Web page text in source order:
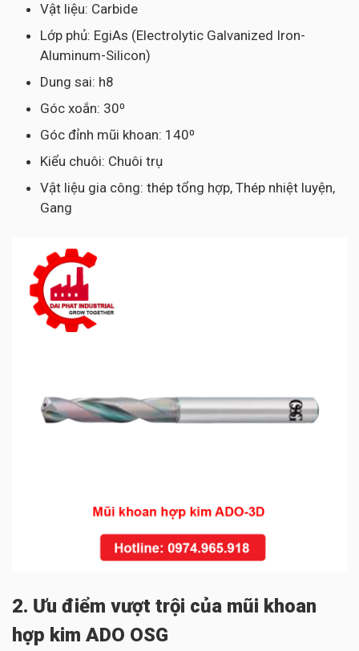
Vật liệu: Carbide
Lớp phủ: EgiAs (Electrolytic Galvanized Iron-
Aluminum-Silicon)
Dung sai: h8
Góc xoắn: 30⁰
Góc đỉnh mũi khoan: 140⁰
Kiểu chuôi: Chuôi trụ
Vật liệu gia công: thép tổng hợp, Thép nhiệt luyện,
Gang
2. Ưu điểm vượt trội của mũi khoan
hợp kim ADO OSG